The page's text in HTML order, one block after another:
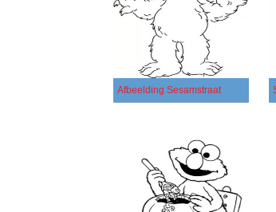
Afbeelding Sesamstraat